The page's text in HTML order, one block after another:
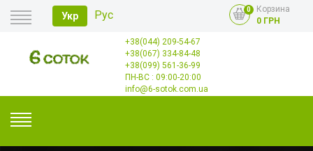
Укр Рус 0
Корзина
0 ГРН
Главная
Оплата
Доставка
+38(044) 209-54-67
+38(067) 334-84-48
+38(099) 561-36-99
ПН-ВС : 09:00-20:00
info@6-sotok.com.ua